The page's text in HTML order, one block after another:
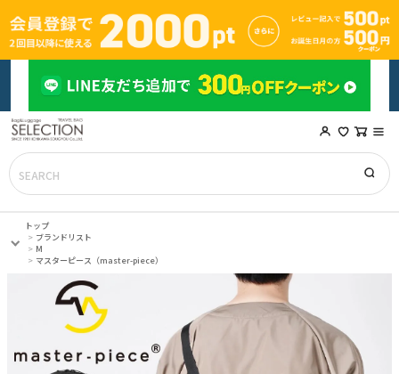
トップ
ブランドリスト
M
マスターピース（master-piece）